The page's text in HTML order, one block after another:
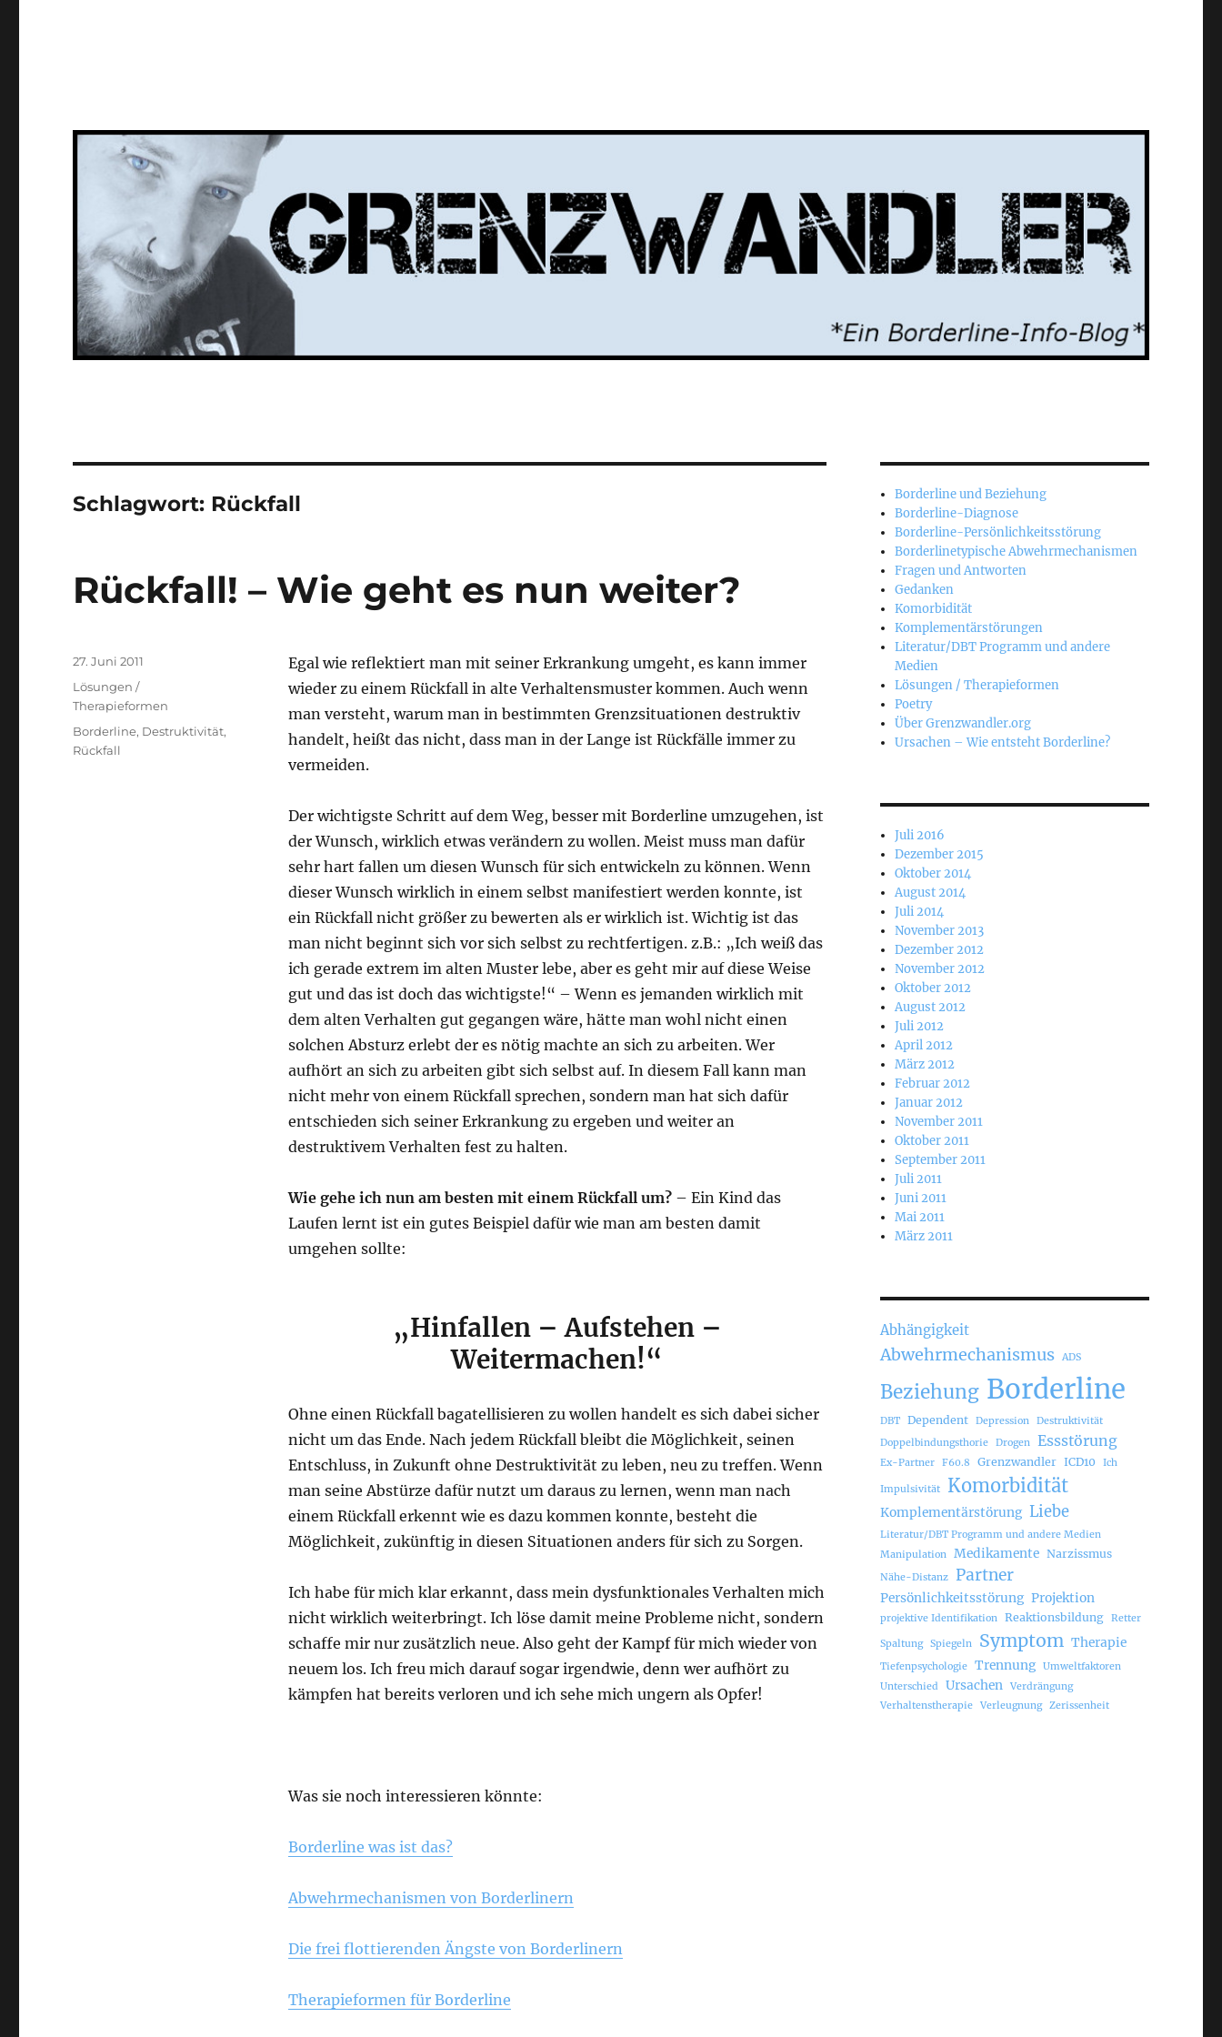
Schlagwort: Rückfall
Rückfall! – Wie geht es nun weiter?
Egal wie reflektiert man mit seiner Erkrankung umgeht, es kann immer
wieder zu einem Rückfall in alte Verhaltensmuster kommen. Auch wenn
man versteht, warum man in bestimmten Grenzsituationen destruktiv
handelt, heißt das nicht, dass man in der Lange ist Rückfälle immer zu
vermeiden.
Der wichtigste Schritt auf dem Weg, besser mit Borderline umzugehen, ist
der Wunsch, wirklich etwas verändern zu wollen. Meist muss man dafür
sehr hart fallen um diesen Wunsch für sich entwickeln zu können. Wenn
dieser Wunsch wirklich in einem selbst manifestiert werden konnte, ist
ein Rückfall nicht größer zu bewerten als er wirklich ist. Wichtig ist das
man nicht beginnt sich vor sich selbst zu rechtfertigen. z.B.: „Ich weiß das
ich gerade extrem im alten Muster lebe, aber es geht mir auf diese Weise
gut und das ist doch das wichtigste!“ – Wenn es jemanden wirklich mit
dem alten Verhalten gut gegangen wäre, hätte man wohl nicht einen
solchen Absturz erlebt der es nötig machte an sich zu arbeiten. Wer
aufhört an sich zu arbeiten gibt sich selbst auf. In diesem Fall kann man
nicht mehr von einem Rückfall sprechen, sondern man hat sich dafür
entschieden sich seiner Erkrankung zu ergeben und weiter an
destruktivem Verhalten fest zu halten.
Wie gehe ich nun am besten mit einem Rückfall um?– Ein Kind das
Laufen lernt ist ein gutes Beispiel dafür wie man am besten damit
umgehen sollte:
„Hinfallen – Aufstehen –
Weitermachen!“
Ohne einen Rückfall bagatellisieren zu wollen handelt es sich dabei sicher
nicht um das Ende. Nach jedem Rückfall bleibt die Möglichkeit, seinen
Entschluss, in Zukunft ohne Destruktivität zu leben, neu zu treffen. Wenn
man seine Abstürze dafür nutzt um daraus zu lernen, wenn man nach
einem Rückfall erkennt wie es dazu kommen konnte, besteht die
Möglichkeit, zukünftig in diesen Situationen anders für sich zu Sorgen.
Ich habe für mich klar erkannt, dass mein dysfunktionales Verhalten mich
nicht wirklich weiterbringt. Ich löse damit meine Probleme nicht, sondern
schaffe mir nur zusätzlich neue. Also geht der Kampf für mich wieder von
neuem los. Ich freu mich darauf sogar irgendwie, denn wer aufhört zu
kämpfen hat bereits verloren und ich sehe mich ungern als Opfer!
Was sie noch interessieren könnte:
Borderline was ist das?
Abwehrmechanismen von Borderlinern
Die frei flottierenden Ängste von Borderlinern
Therapieformen für Borderline
Veröffentlicht
am
27. Juni 2011
Kategorien
Lösungen /
Therapieformen
Schlagwörter
Borderline, Destruktivität,
Rückfall
Borderline und Beziehung
Borderline-Diagnose
Borderline-Persönlichkeitsstörung
Borderlinetypische Abwehrmechanismen
Fragen und Antworten
Gedanken
Komorbidität
Komplementärstörungen
Literatur/DBT Programm und andere
Medien
Lösungen / Therapieformen
Poetry
Über Grenzwandler.org
Ursachen – Wie entsteht Borderline?
Juli 2016
Dezember 2015
Oktober 2014
August 2014
Juli 2014
November 2013
Dezember 2012
November 2012
Oktober 2012
August 2012
Juli 2012
April 2012
März 2012
Februar 2012
Januar 2012
November 2011
Oktober 2011
September 2011
Juli 2011
Juni 2011
Mai 2011
März 2011
Abhängigkeit
Abwehrmechanismus ADS
Beziehung Borderline
DBT Dependent Depression
Destruktivität
Doppelbindungsthorie
Drogen Essstörung
Ex-Partner F60.8 Grenzwandler ICD10 Ich
Impulsivität Komorbidität
Komplementärstörung Liebe
Literatur/DBT Programm und andere Medien
Manipulation
Medikamente Narzissmus
Nähe-Distanz Partner
Persönlichkeitsstörung Projektion
projektive Identifikation Reaktionsbildung Retter
Spaltung Spiegeln Symptom Therapie
Tiefenpsychologie Trennung
Umweltfaktoren
Unterschied
Ursachen
Verdrängung
Verhaltenstherapie
Verleugnung Zerissenheit